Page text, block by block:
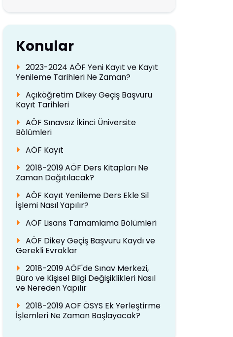
Konular
2023-2024 AÖF Yeni Kayıt ve Kayıt
Yenileme Tarihleri Ne Zaman?
Açıköğretim Dikey Geçiş Başvuru
Kayıt Tarihleri
AÖF Sınavsız İkinci Üniversite
Bölümleri
AÖF Kayıt
2018-2019 AÖF Ders Kitapları Ne
Zaman Dağıtılacak?
AÖF Kayıt Yenileme Ders Ekle Sil
İşlemi Nasıl Yapılır?
AÖF Lisans Tamamlama Bölümleri
AÖF Dikey Geçiş Başvuru Kaydı ve
Gerekli Evraklar
2018-2019 AÖF'de Sınav Merkezi,
Büro ve Kişisel Bilgi Değişiklikleri Nasıl
ve Nereden Yapılır
2018-2019 AOF ÖSYS Ek Yerleştirme
İşlemleri Ne Zaman Başlayacak?